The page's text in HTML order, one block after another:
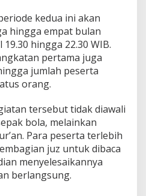
kedua ini akan
hingga empat bulan
hingga 22.30 WIB.
pertama juga
jumlah peserta
orang.
tersebut tidak diawali
bola, melainkan
Para peserta terlebih
juz untuk dibaca
menyelesaikannya
berlangsung.